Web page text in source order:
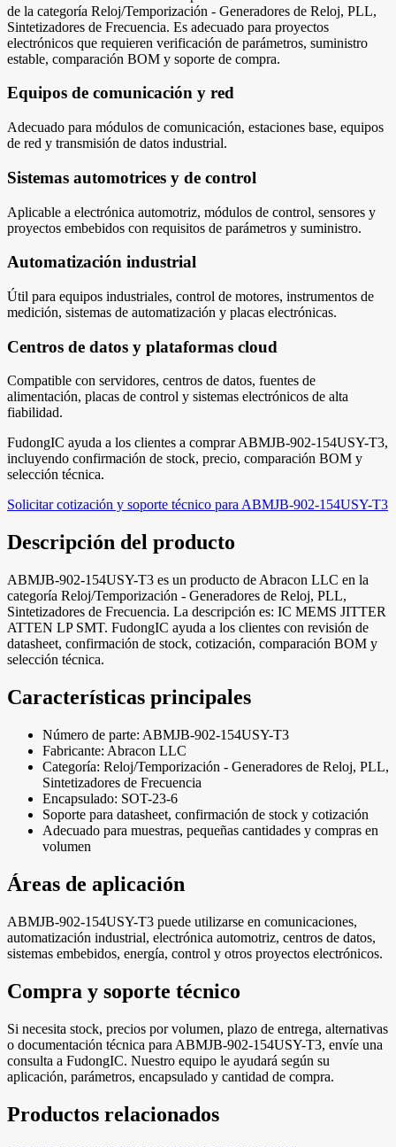
de la categoría Reloj/Temporización - Generadores de Reloj, PLL,
Sintetizadores de Frecuencia. Es adecuado para proyectos
electrónicos que requieren verificación de parámetros, suministro
estable, comparación BOM y soporte de compra.
Equipos de comunicación y red
Adecuado para módulos de comunicación, estaciones base, equipos
de red y transmisión de datos industrial.
Sistemas automotrices y de control
Aplicable a electrónica automotriz, módulos de control, sensores y
proyectos embebidos con requisitos de parámetros y suministro.
Automatización industrial
Útil para equipos industriales, control de motores, instrumentos de
medición, sistemas de automatización y placas electrónicas.
Centros de datos y plataformas cloud
Compatible con servidores, centros de datos, fuentes de
alimentación, placas de control y sistemas electrónicos de alta
fiabilidad.
FudongIC ayuda a los clientes a comprar ABMJB-902-154USY-T3,
incluyendo confirmación de stock, precio, comparación BOM y
selección técnica.
Solicitar cotización y soporte técnico para ABMJB-902-154USY-T3
Descripción del producto
ABMJB-902-154USY-T3 es un producto de Abracon LLC en la
categoría Reloj/Temporización - Generadores de Reloj, PLL,
Sintetizadores de Frecuencia. La descripción es: IC MEMS JITTER
ATTEN LP SMT. FudongIC ayuda a los clientes con revisión de
datasheet, confirmación de stock, cotización, comparación BOM y
selección técnica.
Características principales
Número de parte: ABMJB-902-154USY-T3
Fabricante: Abracon LLC
Categoría: Reloj/Temporización - Generadores de Reloj, PLL,
Sintetizadores de Frecuencia
Encapsulado: SOT-23-6
Soporte para datasheet, confirmación de stock y cotización
Adecuado para muestras, pequeñas cantidades y compras en
volumen
Áreas de aplicación
ABMJB-902-154USY-T3 puede utilizarse en comunicaciones,
automatización industrial, electrónica automotriz, centros de datos,
sistemas embebidos, energía, control y otros proyectos electrónicos.
Compra y soporte técnico
Si necesita stock, precios por volumen, plazo de entrega, alternativas
o documentación técnica para ABMJB-902-154USY-T3, envíe una
consulta a FudongIC. Nuestro equipo le ayudará según su
aplicación, parámetros, encapsulado y cantidad de compra.
Productos relacionados